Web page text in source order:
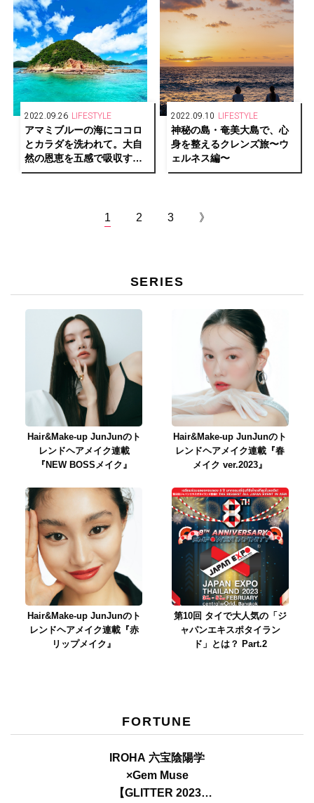
2022.09.26 LIFESTYLE
アマミブルーの海にココロ
とカラダを洗われて。大自
然の恩恵を五感で吸収する
旅〜アクティビティ編〜
2022.09.10 LIFESTYLE
神秘の島・奄美大島で、心
身を整えるクレンズ旅〜ウ
ェルネス編〜
1 2 3 》
SERIES
Hair&Make-up JunJunのト
レンドヘアメイク連載
『NEW BOSSメイク』
Hair&Make-up JunJunのト
レンドヘアメイク連載『春
メイク ver.2023』
Hair&Make-up JunJunのト
レンドヘアメイク連載『赤
リップメイク』
第10回 タイで大人気の「ジ
ャパンエキスポタイラン
ド」とは？ Part.2
FORTUNE
IROHA 六宝陰陽学
×Gem Muse
【GLITTER 2023